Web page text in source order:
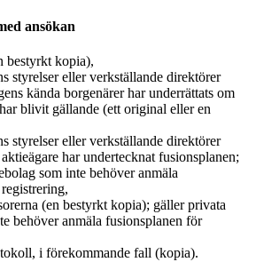
ansökan
bestyrkt kopia),
styrelser eller verkställande direktörer
kända borgenärer har underrättats om
blivit gällande (ett original eller en
styrelser eller verkställande direktörer
har undertecknat fusionsplanen;
som inte behöver anmäla
(en bestyrkt kopia); gäller privata
behöver anmäla fusionsplanen för
i förekommande fall (kopia).